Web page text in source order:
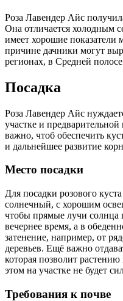
Роза Лавендер Айс
Она отличается холодным
имеет хорошие показатели
причине дачники могут
регионах, в Средней
Посадка
Роза Лавендер Айс
участке и
важно, чтоб обеспечить
и дальнейшее развитие
Место посадки
Для посадки розового
солнечный, с хорошим
чтобы прямые лучи солнца
вечернее время, а в
затенение, например, от
деревьев. Ещё важно
которая позволит
этом на участке не будет
Требования к почве